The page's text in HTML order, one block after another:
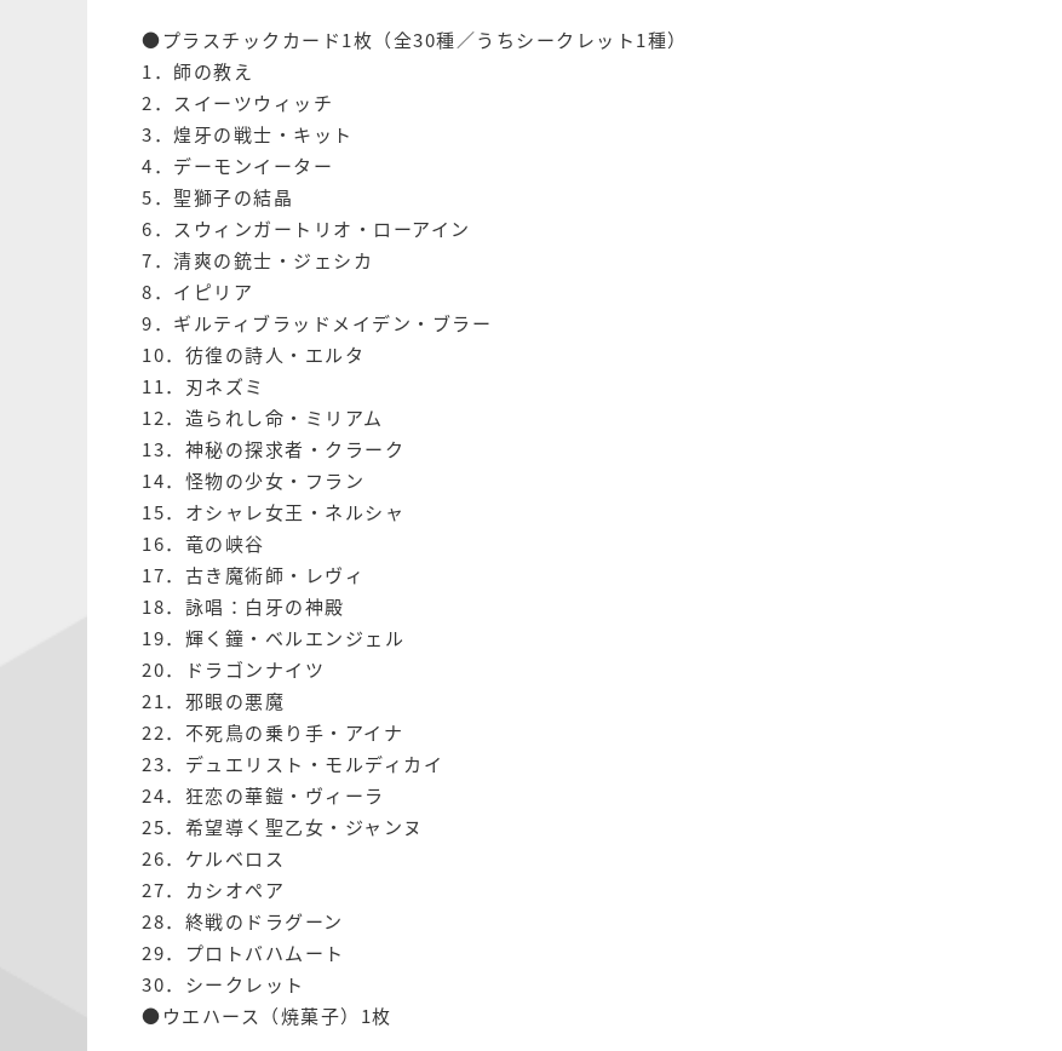
●プラスチックカード1枚（全30種／うちシークレット1種）
1．師の教え
2．スイーツウィッチ
3．煌牙の戦士・キット
4．デーモンイーター
5．聖獅子の結晶
6．スウィンガートリオ・ローアイン
7．清爽の銃士・ジェシカ
8．イピリア
9．ギルティブラッドメイデン・ブラー
10．彷徨の詩人・エルタ
11．刃ネズミ
12．造られし命・ミリアム
13．神秘の探求者・クラーク
14．怪物の少女・フラン
15．オシャレ女王・ネルシャ
16．竜の峡谷
17．古き魔術師・レヴィ
18．詠唱：白牙の神殿
19．輝く鐘・ベルエンジェル
20．ドラゴンナイツ
21．邪眼の悪魔
22．不死鳥の乗り手・アイナ
23．デュエリスト・モルディカイ
24．狂恋の華鎧・ヴィーラ
25．希望導く聖乙女・ジャンヌ
26．ケルベロス
27．カシオペア
28．終戦のドラグーン
29．プロトバハムート
30．シークレット
●ウエハース（焼菓子）1枚